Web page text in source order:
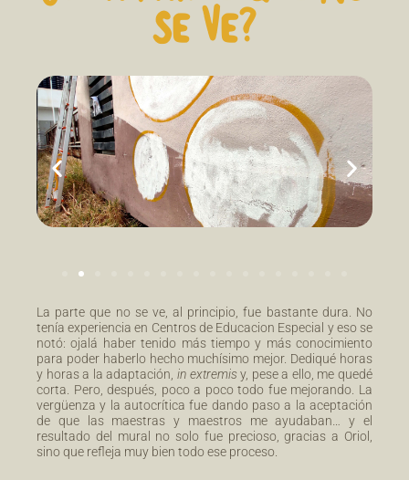
SE VE?
La parte que no se ve, al principio, fue bastante dura. No
tenía experiencia en Centros de Educacion Especial y eso se
notó: ojalá haber tenido más tiempo y más conocimiento
para poder haberlo hecho muchísimo mejor. Dediqué horas
y horas a la adaptación, in extremisy, pese a ello, me quedé
corta. Pero, después, poco a poco todo fue mejorando. La
vergüenza y la autocrítica fue dando paso a la aceptación
de que las maestras y maestros me ayudaban… y el
resultado del mural no solo fue precioso, gracias a Oriol,
sino que refleja muy bien todo ese proceso.